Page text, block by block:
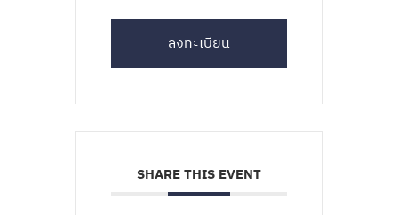
ลงทะเบียน
SHARE THIS EVENT